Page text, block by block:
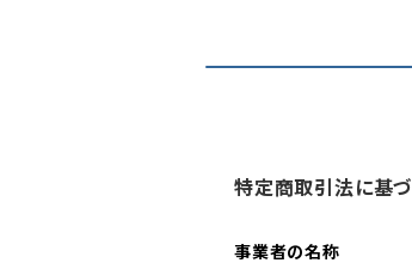
特定商取引法に基
事業者の名称